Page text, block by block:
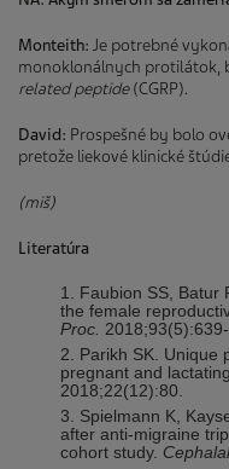
Monteith: Je potrebné
monoklonálnych protilátok,
related peptide(CGRP).
David: Prospešné by bolo
pretože liekové klinické
(miš)
Literatúra
Faubion SS, Batur
the female
Proc.
Parikh SK. Unique
pregnant and
2018;22(12):80.
Spielmann K,
after anti-migraine
cohort study.